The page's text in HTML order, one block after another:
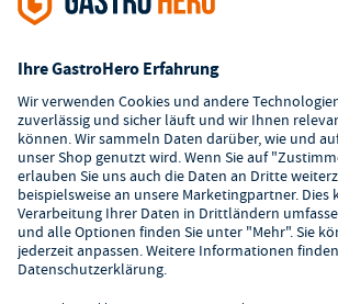
² Unverbindl. Preisempfehlung des Herstellers
i.H.v. 7,90€ (zzgl. Mwst.)
**Die Tiefpreisgarantie ist nicht mit anderen
Rabatten kombinierbar.